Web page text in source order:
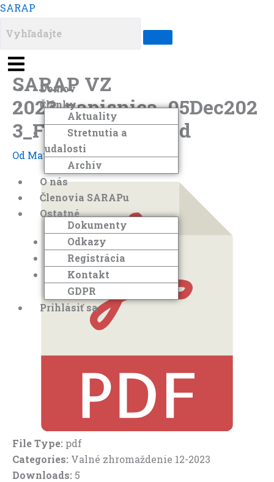
Preskočiť
obsah
SARAP
Menu
Domov
Články
Aktuality
Stretnutia a
udalosti
Archív
O nás
Členovia SARAPu
Ostatné
Dokumenty
Odkazy
Registrácia
Kontakt
GDPR
Prihlásiť sa
SARAP VZ
2023_zapisnica_05Dec202
3_Final_signed red
Od Matej Developer/4. júna 2024
File Type: pdf
Categories: Valné zhromaždenie 12-2023
Downloads: 5
Menu
Menu
Menu